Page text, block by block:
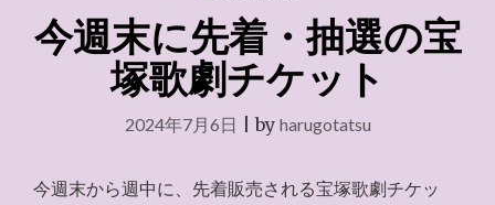
今週末に先着・抽選の宝
塚歌劇チケット
2024年7月6日 |by harugotatsu
今週末から週中に、先着販売される宝塚歌劇チケッ